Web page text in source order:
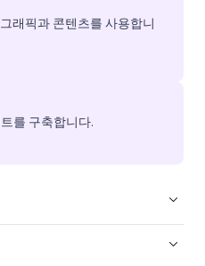
래픽과 콘텐츠를 사용합니
를 구축합니다.